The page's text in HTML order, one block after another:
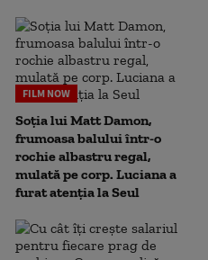
FILM NOW
Soția lui Matt Damon,
frumoasa balului într-o
rochie albastru regal,
mulată pe corp. Luciana a
furat atenția la Seul